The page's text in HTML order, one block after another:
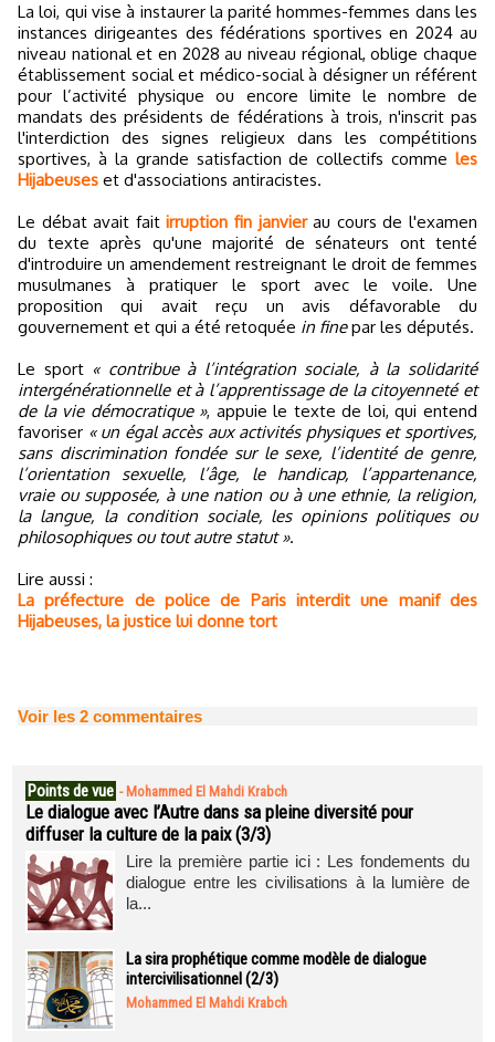
La loi, qui vise à instaurer la parité hommes-femmes dans les
instances dirigeantes des fédérations sportives en 2024 au
niveau national et en 2028 au niveau régional, oblige chaque
établissement social et médico-social à désigner un référent
pour l’activité physique ou encore limite le nombre de
mandats des présidents de fédérations à trois, n'inscrit pas
l'interdiction des signes religieux dans les compétitions
sportives, à la grande satisfaction de collectifs comme les
Hijabeuses et d'associations antiracistes.
Le débat avait faitirruption fin janvierau cours de l'examen
du texte après qu'une majorité de sénateurs ont tenté
d'introduire un amendement restreignant le droit de femmes
musulmanes à pratiquer le sport avec le voile. Une
proposition qui avait reçu un avis défavorable du
gouvernement et qui a été retoquée in finepar les députés.
Le sport « contribue à l’intégration sociale, à la solidarité
intergénérationnelle et à l’apprentissage de la citoyenneté et
de la vie démocratique », appuie le texte de loi, qui entend
favoriser « un égal accès aux activités physiques et sportives,
sans discrimination fondée sur le sexe, l’identité de genre,
l’orientation sexuelle, l’âge, le handicap, l’appartenance,
vraie ou supposée, à une nation ou à une ethnie, la religion,
la langue, la condition sociale, les opinions politiques ou
philosophiques ou tout autre statut ».
Lire aussi :
La préfecture de police de Paris interdit une manif des
Hijabeuses, la justice lui donne tort
Voir les 2 commentaires
Points de vue - Mohammed El Mahdi Krabch
Le dialogue avec l’Autre dans sa pleine diversité pour
diffuser la culture de la paix (3/3)
Lire la première partie ici : Les fondements du
dialogue entre les civilisations à la lumière de
la...
La sira prophétique comme modèle de dialogue
intercivilisationnel (2/3)
Mohammed El Mahdi Krabch